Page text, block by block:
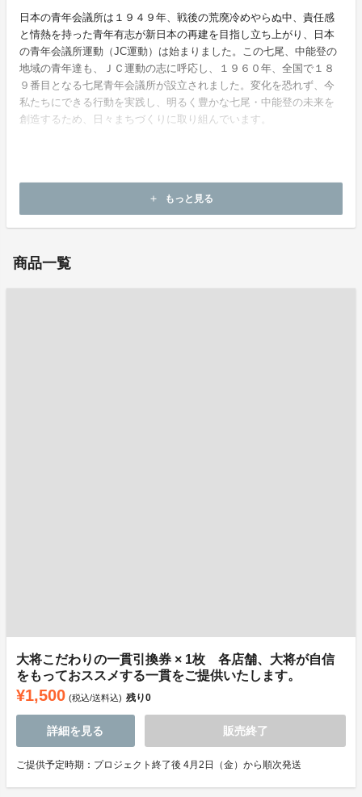
日本の青年会議所は１９４９年、戦後の荒廃冷めやらぬ中、責任感
と情熱を持った青年有志が新日本の再建を目指し立ち上がり、日本
の青年会議所運動（JC運動）は始まりました。この七尾、中能登の
地域の青年達も、ＪＣ運動の志に呼応し、１９６０年、全国で１８
９番目となる七尾青年会議所が設立されました。変化を恐れず、今
私たちにできる行動を実践し、明るく豊かな七尾・中能登の未来を
創造するため、日々まちづくりに取り組んでいます。
add もっと見る
商品一覧
大将こだわりの一貫引換券 × 1枚 各店舗、大将が自信
をもっておススメする一貫をご提供いたします。
¥1,500 (税込/送料込) 残り0
詳細を見る 販売終了
ご提供予定時期：プロジェクト終了後 4月2日（金）から順次発送